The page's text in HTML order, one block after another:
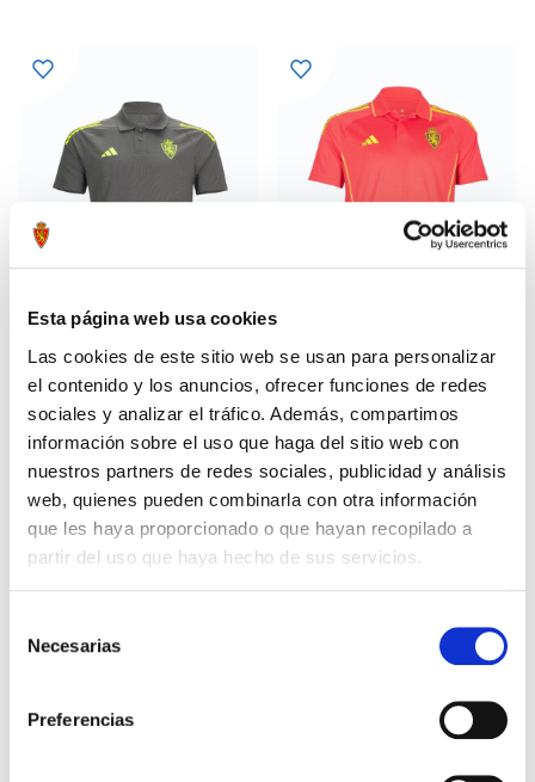
Esta página web usa cookies
Las cookies de este sitio web se usan para personalizar
el contenido y los anuncios, ofrecer funciones de redes
sociales y analizar el tráfico. Además, compartimos
información sobre el uso que haga del sitio web con
nuestros partners de redes sociales, publicidad y análisis
web, quienes pueden combinarla con otra información
que les haya proporcionado o que hayan recopilado a
partir del uso que haya hecho de sus servicios.
Necesarias
Preferencias
POLO PASEO TÉCNICO 24/25
29,99 €
49,99 €
POLO PASEO JUGADOR 25-26
ROSA
34,99 €
49,99 €